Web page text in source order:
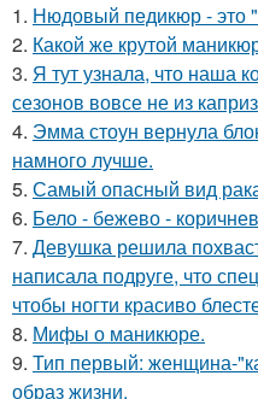
1. Нюдовый педикюр - это
2. Какой же крутой
3. Я тут узнала, что наша
сезонов вовсе не из
4. Эмма стоун вернула
намного лучше.
5. Самый опасный вид
6. Бело - бежево -
7. Девушка решила
написала подруге, что
чтобы ногти красиво
8. Мифы о маникюре.
9. Тип первый: женщина-
образ жизни.